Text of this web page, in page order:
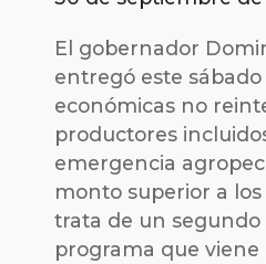
El gobernador
entregó este sábado
económicas no
productores
emergencia
monto superior a los
trata de un segundo
programa que